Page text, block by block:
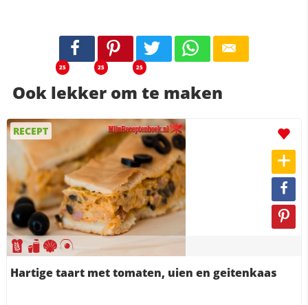
25 25 25
Ook lekker om te maken
RECEPT
Hartige taart met tomaten, uien en geitenkaas